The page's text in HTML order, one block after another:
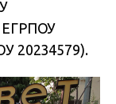
ЕГРПОУ
20234579).